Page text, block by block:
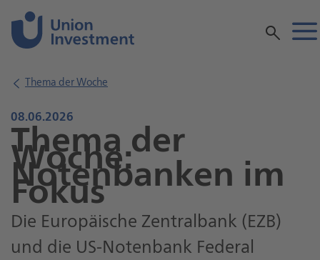
Inhalt
Thema der Woche
08.06.2026
Thema der
Woche:
Notenbanken im
Fokus
Die Europäische Zentralbank (EZB)
und die US-Notenbank Federal